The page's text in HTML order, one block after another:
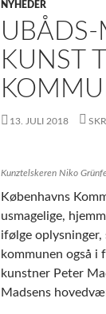
NYHEDER
UBÅDS-
KUNST
13. JULI 2018
Kunztelskeren Niko
Københavns
usmagelige,
ifølge oplysninger,
kommunen også i
kunstner Peter
Madsens